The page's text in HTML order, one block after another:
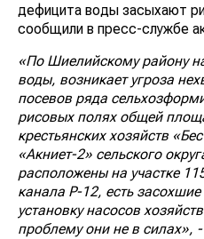
дефицита воды засыхают
сообщили в пресс-службе
«По Шиелийскому району
воды, возникает угроза
посевов ряда
рисовых полях общей
крестьянских хозяйств
«Акниет-2» сельского
расположены на участке
канала Р-12, есть
установку насосов
проблему они не в силах»,